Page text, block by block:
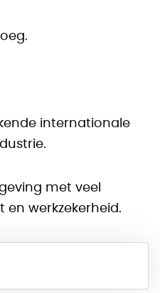
internationale
met veel
werkzekerheid.